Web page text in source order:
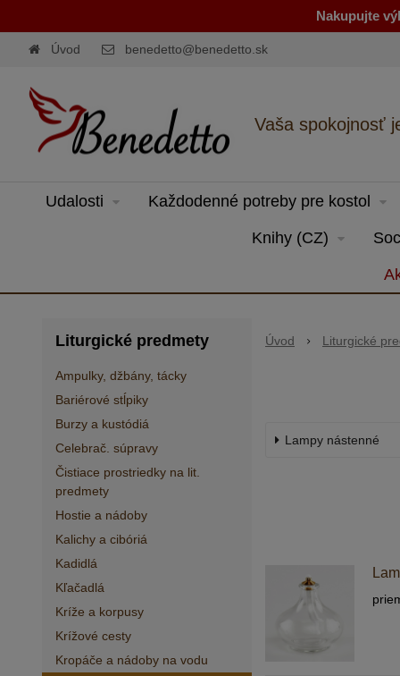
Nakupujte
Vaša spokojnosť
Úvod benedetto@benedetto.sk
Liturgické predmety
Ampulky, džbány, tácky
Bariérové stĺpiky
Burzy a kustódiá
Celebrač. súpravy
Čistiace prostriedky na lit.
predmety
Hostie a nádoby
Kalichy a cibóriá
Kadidlá
Kľačadlá
Kríže a korpusy
Krížové cesty
Kropáče a nádoby na vodu
Úvod Liturgické
Lampy nástenné
Udalosti Každodenné potreby pre kostol
Knihy (CZ)